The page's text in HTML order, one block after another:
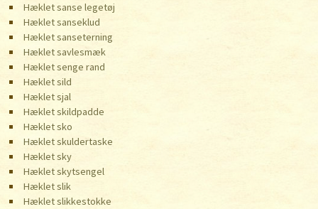
Hæklet sanse legetøj
Hæklet sanseklud
Hæklet sanseterning
Hæklet savlesmæk
Hæklet senge rand
Hæklet sild
Hæklet sjal
Hæklet skildpadde
Hæklet sko
Hæklet skuldertaske
Hæklet sky
Hæklet skytsengel
Hæklet slik
Hæklet slikkestokke